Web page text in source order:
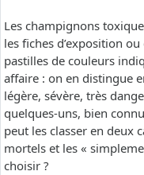
Les champignons
les fiches d’exposition
pastilles de couleurs
affaire : on en distingue
légère, sévère, très
quelques-uns, bien
peut les classer en deux
mortels et les «
choisir ?